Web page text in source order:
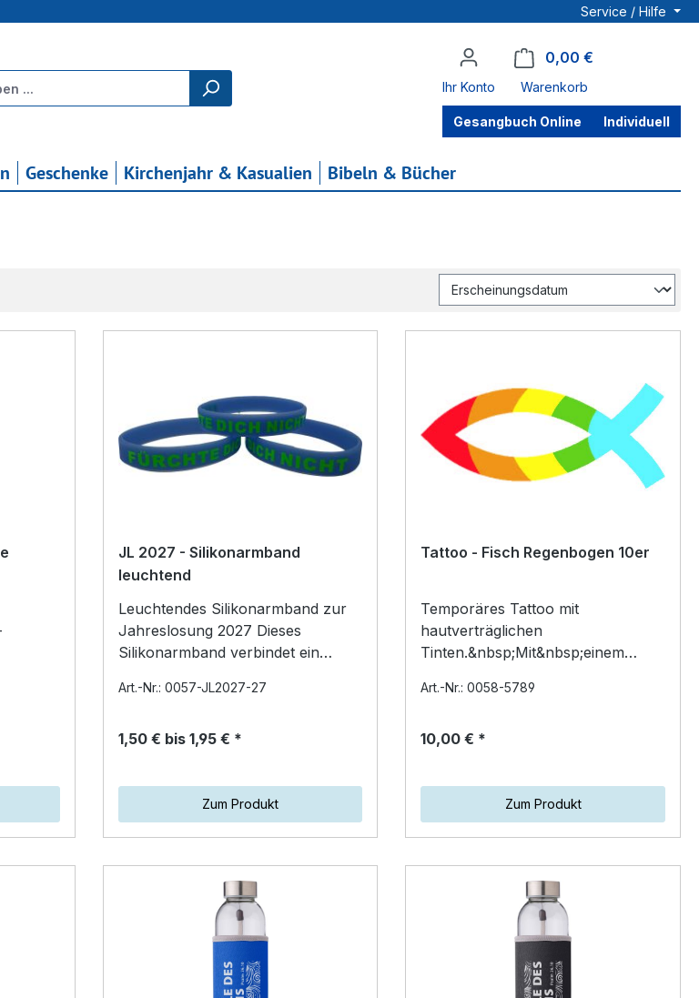
Service / Hilfe
Ihr Konto
0,00 €
Warenkorb
Gesangbuch Online Individuell
Geschenke Kirchenjahr & Kasualien Bibeln & Bücher
JL 2027 - Silikonarmband
leuchtend
Leuchtendes Silikonarmband zur
Jahreslosung 2027 Dieses
Silikonarmband verbindet ein
besonderen Effekt: Es leuchtet im
Art.-Nr.: 0057-JL2027-27
1,50 € bis 1,95 € *
Zum Produkt
Tattoo - Fisch Regenbogen 10er
Temporäres Tattoo mit
hautverträglichen
Tinten.&nbsp;Mit&nbsp;einem
mit Babyöl entfernen. Die Tattoos
Art.-Nr.: 0058-5789
10,00 € *
Zum Produkt